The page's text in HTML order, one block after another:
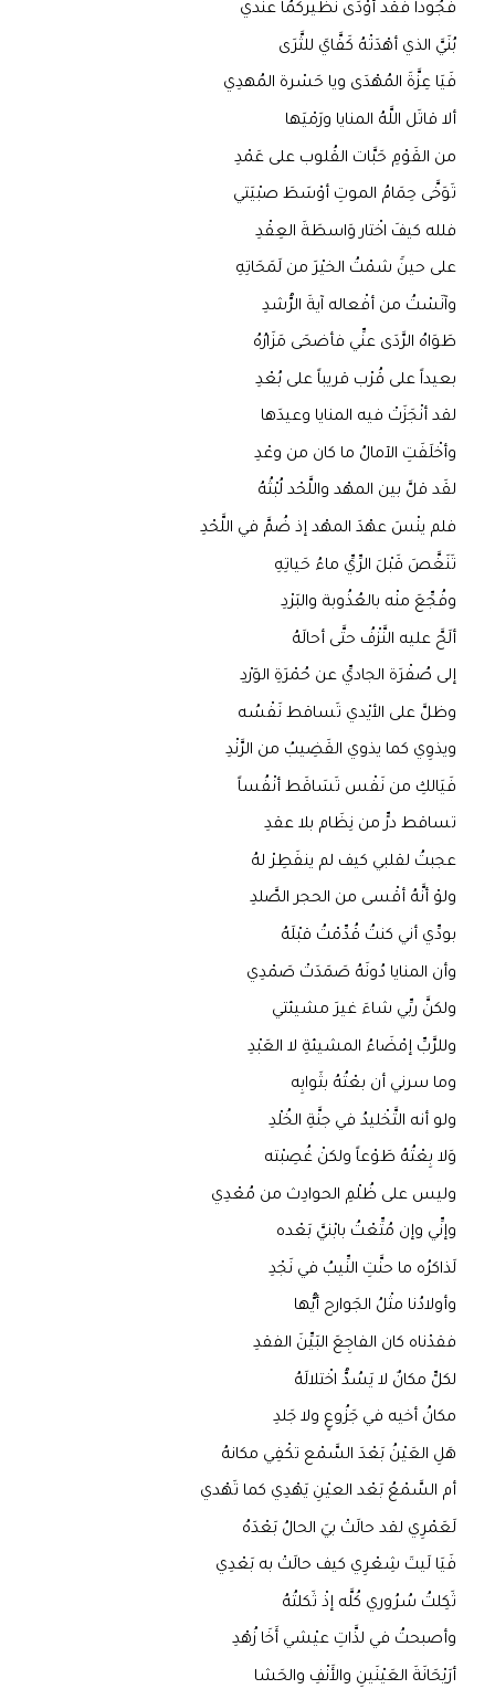
فجُودا فقد أوْدَى نَظيركُمُا عندي
بُنَيَّ الذي أهْدَتْهُ كَفَّايَ للثَّرَى
فَيَا عِزَّةَ المُهْدَى ويا حَسْرة المُهدِي
ألا قاتَل اللَّهُ المنايا ورَمْيَها
من القَوْمِ حَبَّات القُلوب على عَمْدِ
تَوَخَّى حِمَامُ الموتِ أوْسَطَ صبْيَتي
فلله كيفَ اخْتار وَاسطَةَ العِقْدِ
على حينََ شمْتُ الخيْرَ من لَمَحَاتِهِ
وآنَسْتُ من أفْعاله آيةَ الرُّشدِ
طَوَاهُ الرَّدَى عنِّي فأضحَى مَزَارُهُ
بعيداً على قُرْب قريباً على بُعْدِ
لقد أنْجَزَتْ فيه المنايا وعيدَها
وأخْلَفَتِ الآمالُ ما كان من وعْدِ
لقَد قلَّ بين المهْد واللَّحْد لُبْثُهُ
فلم ينْسَ عهْدَ المهْد إذ ضُمَّ في اللَّحْدِ
تَنَغَّصَ قَبْلَ الرِّيِّ ماءُ حَياتِهِ
وفُجِّعَ منْه بالعُذُوبة والبَرْدِ
ألَحَّ عليه النَّزْفُ حتَّى أحالَهُ
إلى صُفْرَة الجاديِّ عن حُمْرَةِ الوَرْدِ
وظلَّ على الأيْدي تَساقط نَفْسُه
ويذوِي كما يذوي القَضِيبُ من الرَّنْدِ
فَيَالكِ من نَفْس تَسَاقَط أنْفُساً
تساقط درٍّ من نِظَام بلا عقدِ
عجبتُ لقلبي كيف لم ينفَطِرْ لهُ
ولوْ أنَّهُ أقْسى من الحجر الصَّلدِ
بودِّي أني كنتُ قُدِّمْتُ قبْلَهُ
وأن المنايا دُونَهُ صَمَدَتْ صَمْدِي
ولكنَّ ربِّي شاءَ غيرَ مشيئتي
وللرَّبِّ إمْضَاءُ المشيئةِ لا العَبْدِ
وما سرني أن بعْتُهُ بثَوابِه
ولو أنه التَّخْليدُ في جنَّةِ الخُلْدِ
وَلا بِعْتُهُ طَوْعاً ولكنْ غُصِبْته
وليس على ظُلْمِ الحوادِث من مُعْدِي
وإنِّي وإن مُتِّعْتُ بابْنيَّ بَعْده
لَذاكرُه ما حنَّتِ النِّيبُ في نَجْدِ
وأولادُنا مثْلُ الجَوارح أيُّها
فقدْناه كان الفاجِعَ البَيِّنَ الفقدِ
لكلٍّ مكانٌ لا يَسُدُّ اخْتلالَهُ
مكانُ أخيه في جَزُوعٍ ولا جَلدِ
هَلِ العَيْنُ بَعْدَ السَّمْع تكْفِي مكانهُ
أم السَّمْعُ بَعْد العيْنِ يَهْدِي كما تَهْدي
لَعَمْرِي لقد حالَتْ بيَ الحالُ بَعْدَهُ
فَيَا لَيتَ شِعْرِي كيف حالَتْ به بَعْدِي
ثَكِلتُ سُرُوري كُلَّه إذْ ثَكلتُهُ
وأصبحتُ في لذَّاتِ عيْشي أَخَا زُهْدِ
أرَيْحَانَةَ العَيْنَينِ والأَنْفِ والحَشا